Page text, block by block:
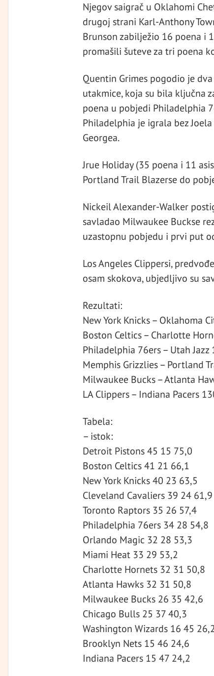
Njegov saigrač u Oklahomi
drugoj strani Karl-Anthony
Brunson zabilježio 16 poena i
promašili šuteve za tri poena
Quentin Grimes pogodio je
utakmice, koja su bila ključna
poena u pobjedi Philadelphia
Philadelphia je igrala bez
Georgea.
Jrue Holiday (35 poena i 11
Portland Trail Blazerse do
Nickeil Alexander-Walker
savladao Milwaukee Buckse
uzastopnu pobjedu i prvi put
Los Angeles Clippersi,
osam skokova, ubjedljivo su
Rezultati:
New York Knicks – Oklahoma
Boston Celtics – Charlotte
Philadelphia 76ers – Utah Jazz
Memphis Grizzlies – Portland
Milwaukee Bucks – Atlanta
LA Clippers – Indiana Pacers
Tabela:
– istok:
Detroit Pistons 45 15 75,0
Boston Celtics 41 21 66,1
New York Knicks 40 23 63,5
Cleveland Cavaliers 39 24 61,9
Toronto Raptors 35 26 57,4
Philadelphia 76ers 34 28 54,8
Orlando Magic 32 28 53,3
Miami Heat 33 29 53,2
Charlotte Hornets 32 31 50,8
Atlanta Hawks 32 31 50,8
Milwaukee Bucks 26 35 42,6
Chicago Bulls 25 37 40,3
Washington Wizards 16 45
Brooklyn Nets 15 46 24,6
Indiana Pacers 15 47 24,2